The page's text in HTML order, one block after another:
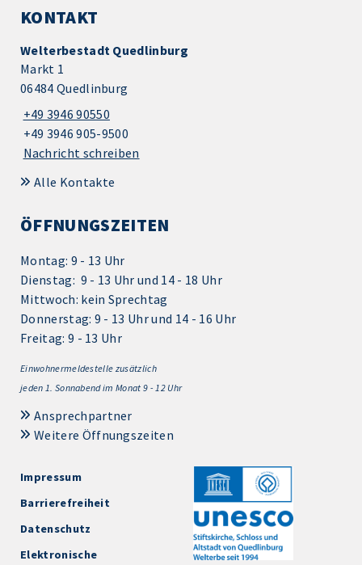
KONTAKT
Welterbestadt Quedlinburg
Markt 1
06484 Quedlinburg
+49 3946 90550
+49 3946 905-9500
Nachricht schreiben
Alle Kontakte
ÖFFNUNGSZEITEN
Montag: 9 - 13 Uhr
Dienstag: 9 - 13 Uhr und 14 - 18 Uhr
Mittwoch: kein Sprechtag
Donnerstag: 9 - 13 Uhr und 14 - 16 Uhr
Freitag: 9 - 13 Uhr
Einwohnermeldestelle zusätzlich
jeden 1. Sonnabend im Monat 9 - 12 Uhr
Ansprechpartner
Weitere Öffnungszeiten
Impressum
Barrierefreiheit
Datenschutz
Elektronische